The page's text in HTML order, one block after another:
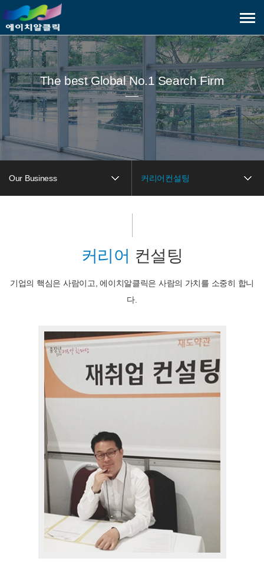
메
보
기
The best Global No.1 Search Firm
Our Business 커리어컨설팅
커리어 컨설팅
기업의 핵심은 사람이고, 에이치알클릭은 사람의 가치를 소중히 합니
다.